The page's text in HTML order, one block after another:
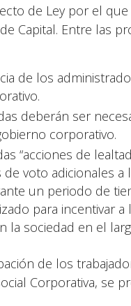
de Ley por el que
Capital. Entre las
de los
deberán ser
corporativo.
“acciones de
voto adicionales a
un periodo de
para incentivar a
la sociedad en el
de los
Corporativa, se